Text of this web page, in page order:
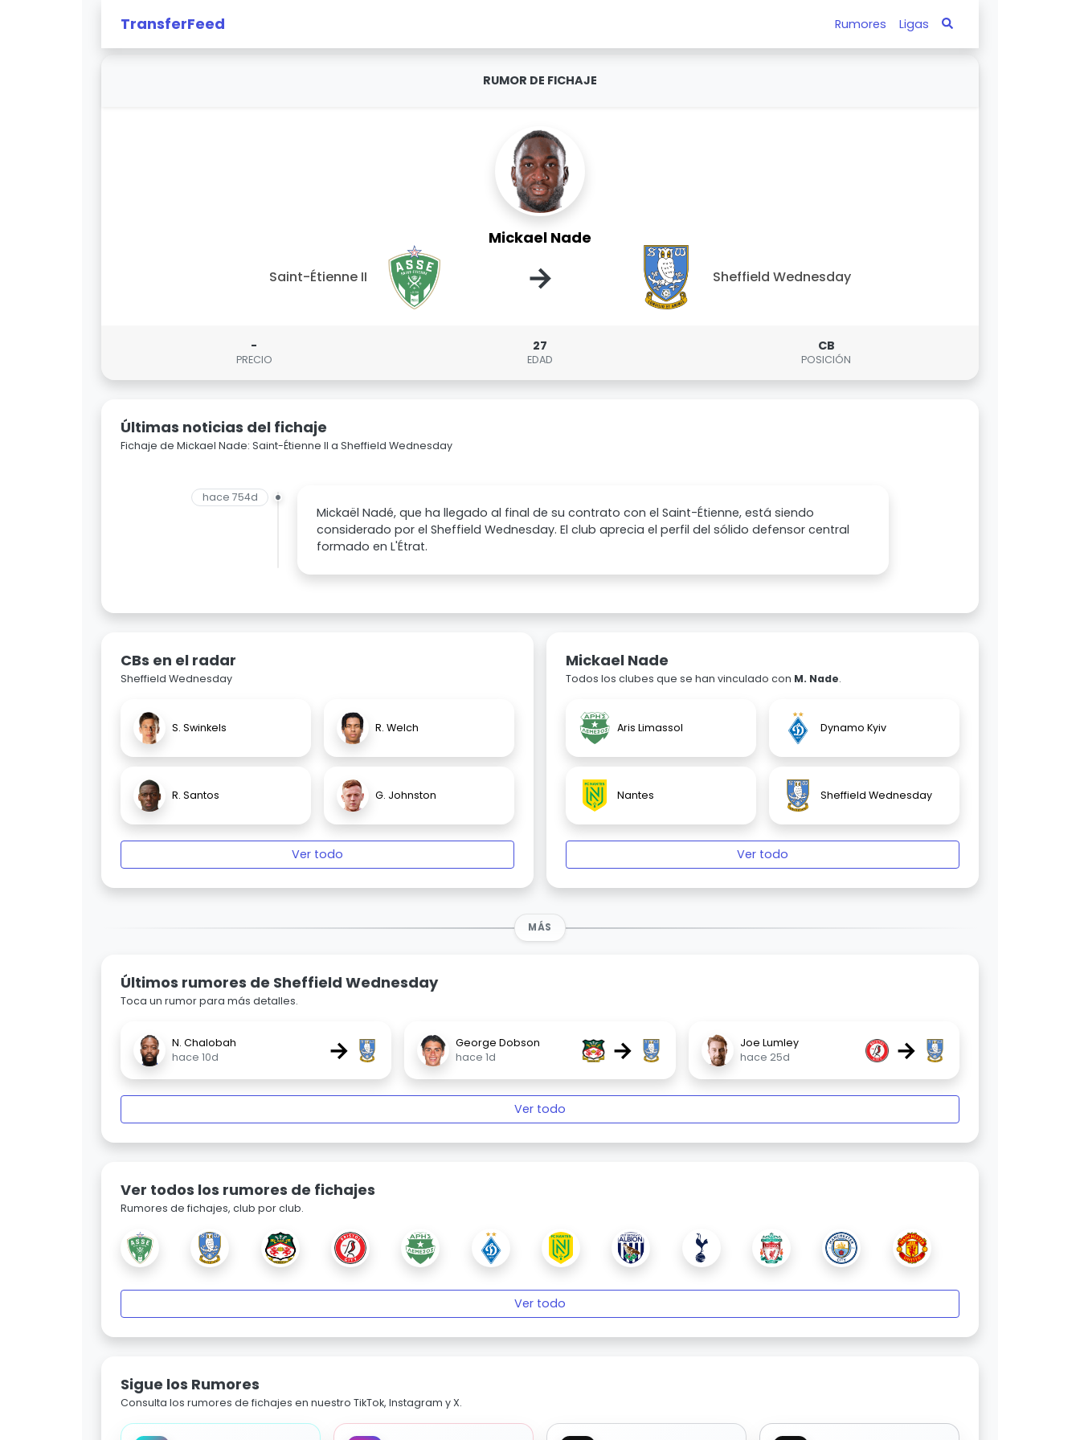
TransferFeed Rumores Ligas
RUMOR DE FICHAJE
Mickael Nade
Saint-Étienne II → Sheffield Wednesday
-
PRECIO
27
EDAD
CB
POSICIÓN
Últimas noticias del fichaje
Fichaje de Mickael Nade: Saint-Étienne II a Sheffield Wednesday
hace 754d
Mickaël Nadé, que ha llegado al final de su contrato con el Saint-Étienne, está siendo
considerado por el Sheffield Wednesday. El club aprecia el perfil del sólido defensor central
formado en L'Étrat.
CBs en el radar
Sheffield Wednesday
S. Swinkels R. Welch
R. Santos G. Johnston
Ver todo
Mickael Nade
Todos los clubes que se han vinculado con M. Nade.
Aris Limassol Dynamo Kyiv
Nantes Sheffield Wednesday
Ver todo
MÁS
Últimos rumores de Sheffield Wednesday
Toca un rumor para más detalles.
N. Chalobah
hace 10d
→
George Dobson
hace 1d
→
Joe Lumley
hace 25d
→
Ver todo
Ver todos los rumores de fichajes
Rumores de fichajes, club por club.
Ver todo
Sigue los Rumores
Consulta los rumores de fichajes en nuestro TikTok, Instagram y X.